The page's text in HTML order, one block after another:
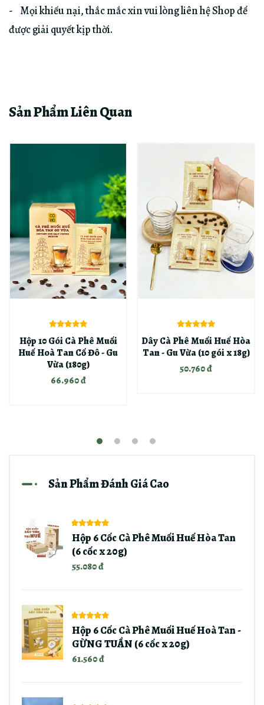
- Mọi khiếu nại, thắc mắc xin vui lòng liên hệ Shop để
được giải quyết kịp thời.
Sản Phẩm Liên Quan
Hộp 10 Gói Cà Phê Muối
Huế Hoà Tan Cố Đô - Gu
Vừa (180g)
66.960 đ
Dây Cà Phê Muối Huế Hòa
Tan - Gu Vừa (10 gói x 18g)
50.760 đ
Sản Phẩm Đánh Giá Cao
Hộp 6 Cốc Cà Phê Muối Huế Hòa Tan
(6 cốc x 20g)
55.080 đ
Hộp 6 Cốc Cà Phê Muối Huế Hoà Tan -
GỪNG TUẦN (6 cốc x 20g)
61.560 đ